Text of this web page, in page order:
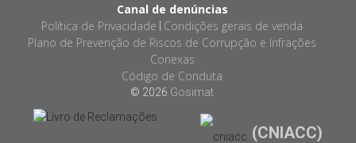
Canal de denúncias
Política de Privacidade Condições gerais de venda
Plano de Prevenção de Riscos de Corrupção e Infrações
Conexas
Código de Conduta
© 2026 Gosimat
(CNIACC)